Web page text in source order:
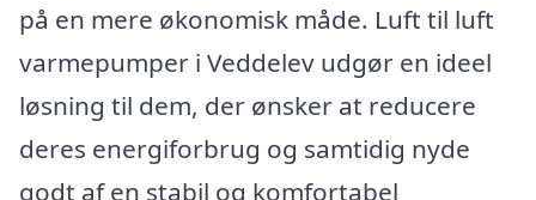
på en mere økonomisk måde. Luft til luft
varmepumper i Veddelev udgør en ideel
løsning til dem, der ønsker at reducere
deres energiforbrug og samtidig nyde
godt af en stabil og komfortabel